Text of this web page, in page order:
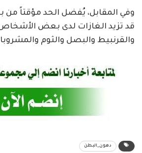
وفي المقابل، يُفضل الحد مؤقتاً
قد تزيد الغازات لدى بعض
والقرنبيط والبصل والثوم
دهون_البطن